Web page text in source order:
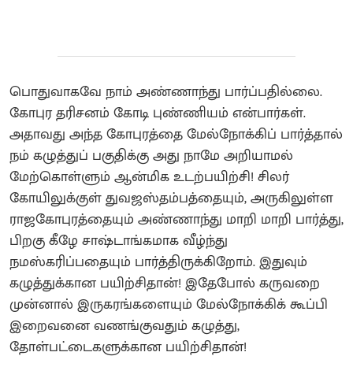
பொதுவாகவே நாம் அண்ணாந்து பார்ப்பதில்லை.
கோபுர தரிசனம் கோடி புண்ணியம் என்பார்கள்.
அதாவது அந்த கோபுரத்தை மேல்நோக்கிப் பார்த்தால்
நம் கழுத்துப் பகுதிக்கு அது நாமே அறியாமல்
மேற்கொள்ளும் ஆன்மிக உடற்பயிற்சி! சிலர்
கோயிலுக்குள் துவஜஸ்தம்பத்தையும், அருகிலுள்ள
ராஜகோபுரத்தையும் அண்ணாந்து மாறி மாறி பார்த்து,
பிறகு கீழே சாஷ்டாங்கமாக வீழ்ந்து
நமஸ்கரிப்பதையும் பார்த்திருக்கிறோம். இதுவும்
கழுத்துக்கான பயிற்சிதான்! இதேபோல் கருவறை
முன்னால் இருகரங்களையும் மேல்நோக்கிக் கூப்பி
இறைவனை வணங்குவதும் கழுத்து,
தோள்பட்டைகளுக்கான பயிற்சிதான்!